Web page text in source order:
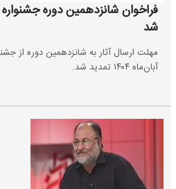
فراخوان شانزدهمین دوره
شد
آبان‌ماه ۱۴۰۴ تمدید شد.